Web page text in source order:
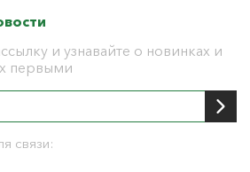
и узнавайте о новинках и
первыми
связи: